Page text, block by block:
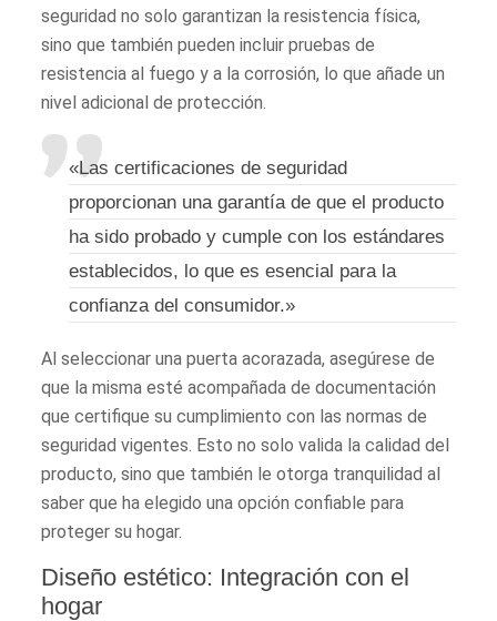
seguridad no solo garantizan la resistencia física,
sino que también pueden incluir pruebas de
resistencia al fuego y a la corrosión, lo que añade un
nivel adicional de protección.
«Las certificaciones de seguridad
proporcionan una garantía de que el producto
ha sido probado y cumple con los estándares
establecidos, lo que es esencial para la
confianza del consumidor.»
Al seleccionar una puerta acorazada, asegúrese de
que la misma esté acompañada de documentación
que certifique su cumplimiento con las normas de
seguridad vigentes. Esto no solo valida la calidad del
producto, sino que también le otorga tranquilidad al
saber que ha elegido una opción confiable para
proteger su hogar.
Diseño estético: Integración con el
hogar